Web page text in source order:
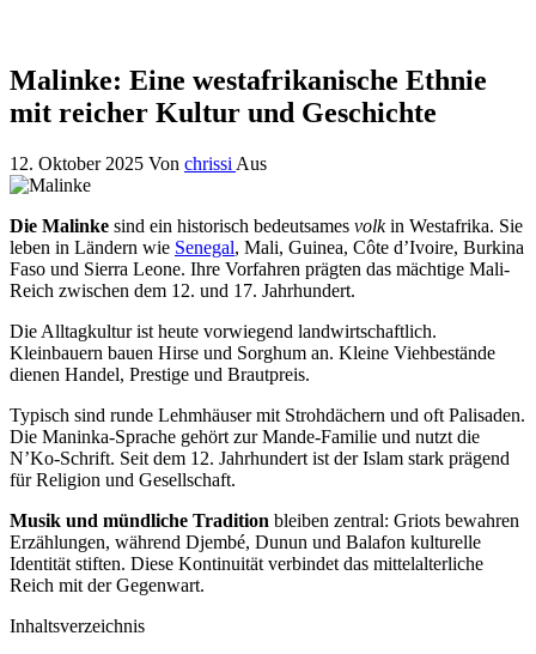
Malinke: Eine westafrikanische Ethnie
mit reicher Kultur und Geschichte
12. Oktober 2025 Von chrissi Aus
Die Malinke sind ein historisch bedeutsames volkin Westafrika. Sie
leben in Ländern wie Senegal, Mali, Guinea, Côte d’Ivoire, Burkina
Faso und Sierra Leone. Ihre Vorfahren prägten das mächtige Mali-
Reich zwischen dem 12. und 17. Jahrhundert.
Die Alltagkultur ist heute vorwiegend landwirtschaftlich.
Kleinbauern bauen Hirse und Sorghum an. Kleine Viehbestände
dienen Handel, Prestige und Brautpreis.
Typisch sind runde Lehmhäuser mit Strohdächern und oft Palisaden.
Die Maninka-Sprache gehört zur Mande-Familie und nutzt die
N’Ko-Schrift. Seit dem 12. Jahrhundert ist der Islam stark prägend
für Religion und Gesellschaft.
Musik und mündliche Tradition bleiben zentral: Griots bewahren
Erzählungen, während Djembé, Dunun und Balafon kulturelle
Identität stiften. Diese Kontinuität verbindet das mittelalterliche
Reich mit der Gegenwart.
Inhaltsverzeichnis